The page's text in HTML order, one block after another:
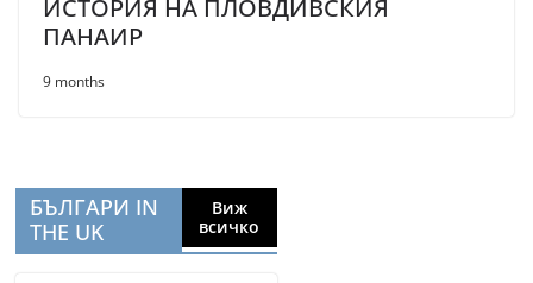
ИСТОРИЯ НА ПЛОВДИВСКИЯ
ПАНАИР
9 months
БЪЛГАРИ IN
THE UK
Виж
всичко